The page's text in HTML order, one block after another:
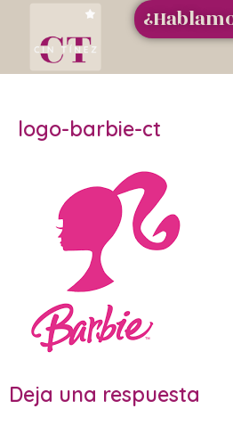
logo-barbie-ct
Deja una respuesta